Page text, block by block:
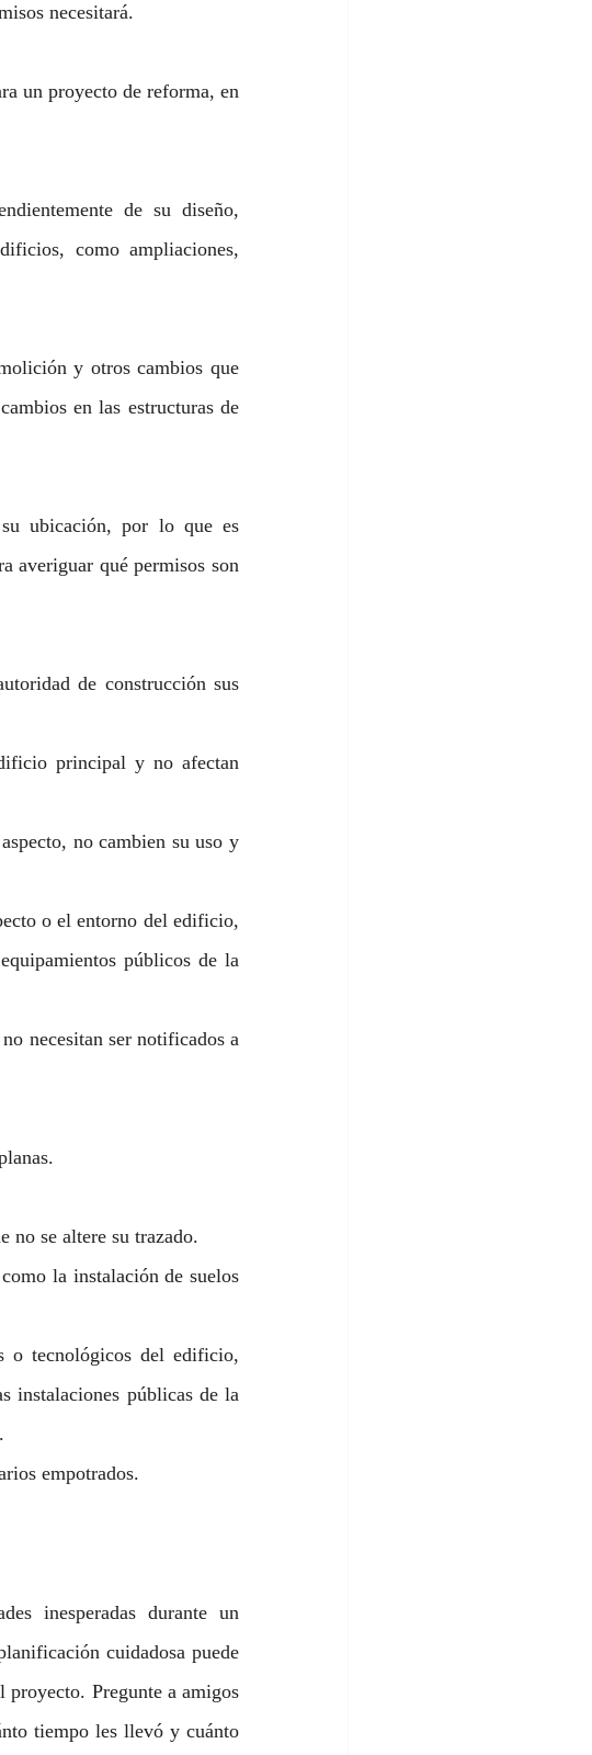
necesitará.
un proyecto de reforma, en
de su diseño,
como ampliaciones,
y otros cambios que
en las estructuras de
ubicación, por lo que es
averiguar qué permisos son
de construcción sus
principal y no afectan
no cambien su uso y
o el entorno del edificio,
públicos de la
necesitan ser notificados a
no se altere su trazado.
la instalación de suelos
o tecnológicos del edificio,
instalaciones públicas de la
empotrados.
inesperadas durante un
cuidadosa puede
proyecto. Pregunte a amigos
tiempo les llevó y cuánto